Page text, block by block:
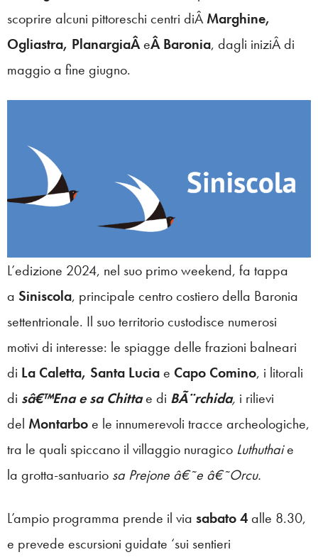
scoprire alcuni pittoreschi centri diÂ Marghine,
Ogliastra, PlanargiaÂeÂ Baronia, dagli iniziÂ di
maggio a fine giugno.
L’edizione 2024, nel suo primo weekend, fa tappa
a Siniscola, principale centro costiero della Baronia
settentrionale. Il suo territorio custodisce numerosi
motivi di interesse: le spiagge delle frazioni balneari
di La Caletta, Santa Luciae Capo Comino, i litorali
di sâ€™Ena e sa Chittae di BÃ¨rchida, i rilievi
del Montarboe le innumerevoli tracce archeologiche,
tra le quali spiccano il villaggio nuragico Luthuthaie
la grotta-santuario sa Prejone â€˜e â€˜Orcu.
L’ampio programma prende il via sabato 4alle 8.30,
e prevede escursioni guidate ‘sui sentieri